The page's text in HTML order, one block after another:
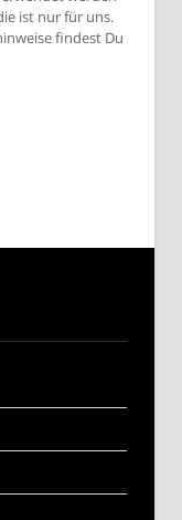
ist nur für uns.
findest Du